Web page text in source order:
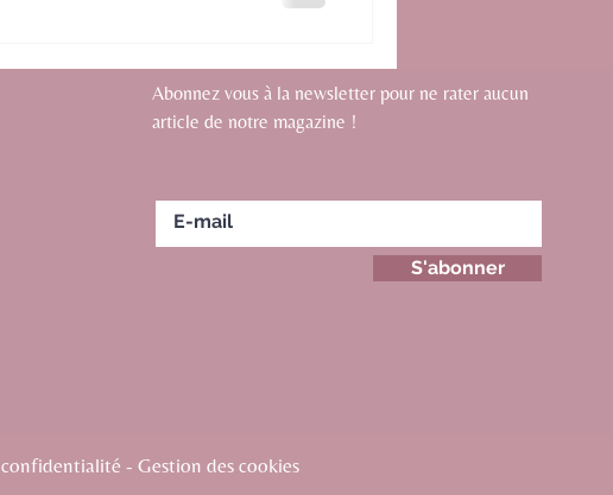
Abonnez vous à la newsletter pour ne rater aucun
article de notre magazine !
S'abonner
- Gestion des cookies